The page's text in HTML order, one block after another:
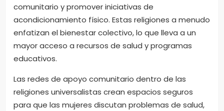
comunitario y promover iniciativas de
acondicionamiento físico. Estas religiones a menudo
enfatizan el bienestar colectivo, lo que lleva a un
mayor acceso a recursos de salud y programas
educativos.
Las redes de apoyo comunitario dentro de las
religiones universalistas crean espacios seguros
para que las mujeres discutan problemas de salud,